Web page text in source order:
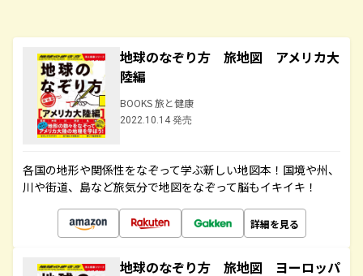
地球のなぞり方 旅地図 アメリカ大
陸編
BOOKS 旅と健康
2022.10.14 発売
各国の地形や関係性をなぞって学ぶ新しい地図本！国境や州、
川や街道、島など旅気分で地図をなぞって脳もイキイキ！
詳細を見る
地球のなぞり方 旅地図 ヨーロッパ